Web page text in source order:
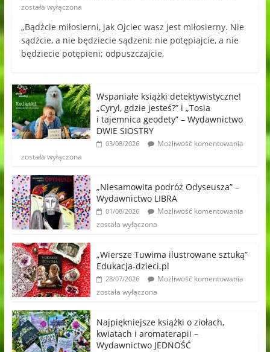
została wyłączona
„Bądźcie miłosierni, jak Ojciec wasz jest miłosierny. Nie
sądźcie, a nie będziecie sądzeni; nie potępiajcie, a nie
będziecie potępieni; odpuszczajcie,
Wspaniałe książki detektywistyczne!
„Cyryl, gdzie jesteś?” i „Tosia
i tajemnica geodety” – Wydawnictwo
DWIE SIOSTRY
03/08/2026
Możliwość komentowania
została wyłączona
„Niesamowita podróż Odyseusza” –
Wydawnictwo LIBRA
01/08/2026
Możliwość komentowania
została wyłączona
„Wiersze Tuwima ilustrowane sztuką”
Edukacja-dzieci.pl
28/07/2026
Możliwość komentowania
została wyłączona
Najpiękniejsze książki o ziołach,
kwiatach i aromaterapii –
Wydawnictwo JEDNOŚĆ